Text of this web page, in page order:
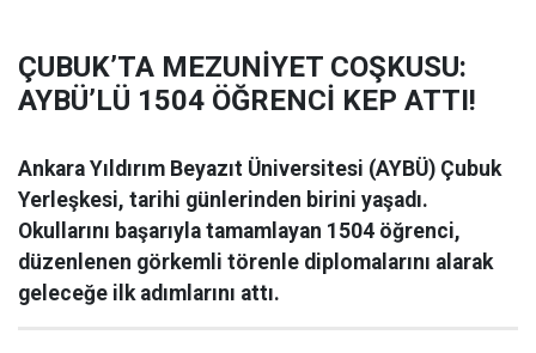
ÇUBUK’TA MEZUNİYET COŞKUSU:
AYBÜ’LÜ 1504 ÖĞRENCİ KEP ATTI!
Ankara Yıldırım Beyazıt Üniversitesi (AYBÜ) Çubuk
Yerleşkesi, tarihi günlerinden birini yaşadı.
Okullarını başarıyla tamamlayan 1504 öğrenci,
düzenlenen görkemli törenle diplomalarını alarak
geleceğe ilk adımlarını attı.